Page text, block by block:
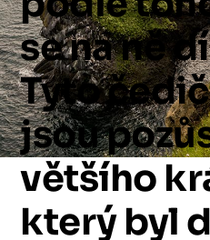
senaně
Tyto
jsou
většího
který byl